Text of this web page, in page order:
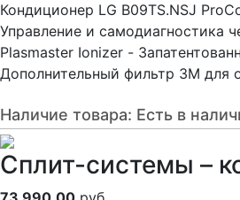
Кондиционер LG B09TS.NSJ
Управление и самодиагностика
Plasmaster Ionizer -
Дополнительный фильтр 3M для
Наличие товара: Есть в
Сплит-системы –